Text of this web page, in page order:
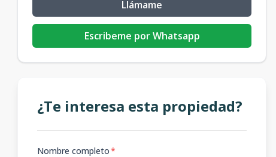
Llámame
Escribeme por Whatsapp
¿Te interesa esta propiedad?
Nombre completo*